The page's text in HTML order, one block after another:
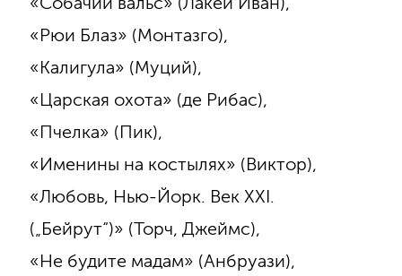
«Рюи Блаз» (Монтазго),
«Калигула» (Муций),
«Царская охота» (де Рибас),
«Пчелка» (Пик),
«Именины на костылях» (Виктор),
«Любовь, Нью-Йорк. Век ХХI.
(„Бейрут“)» (Торч, Джеймс),
«Не будите мадам» (Анбруази),